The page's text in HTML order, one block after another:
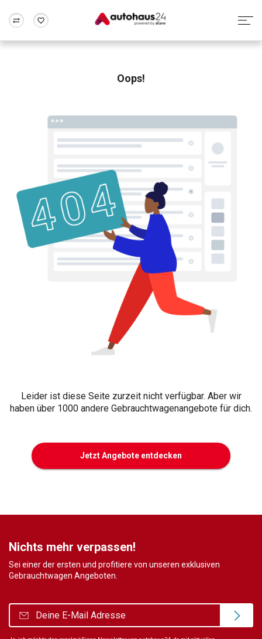
Rund um die Inzahlungnahme
Oops!
Leider ist diese Seite zurzeit nicht verfügbar. Aber wir
haben über 1000 andere Gebrauchtwagenangebote für dich.
Jetzt Angebote entdecken
Nichts mehr verpassen!
Sei einer der ersten und profitiere von unseren exklusiven
Gebrauchtwagen Angeboten.